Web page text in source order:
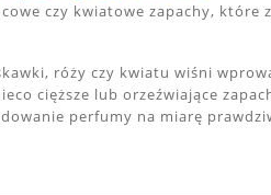
czy kwiatowe zapachy, które
róży czy kwiatu wiśni
cięższe lub orzeźwiające
perfumy na miarę